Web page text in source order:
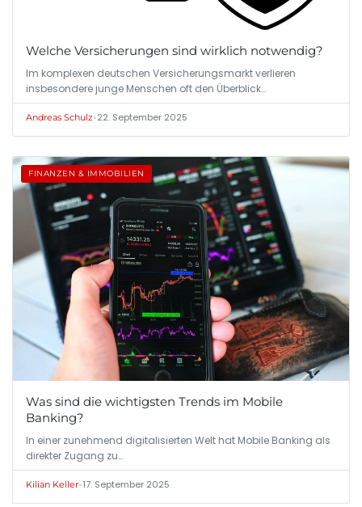
Welche Versicherungen sind wirklich notwendig?
Im komplexen deutschen Versicherungsmarkt verlieren
insbesondere junge Menschen oft den Überblick…
Andreas Schulz•22. September 2025
FINANZEN & IMMOBILIEN
Was sind die wichtigsten Trends im Mobile
Banking?
In einer zunehmend digitalisierten Welt hat Mobile Banking als
direkter Zugang zu…
Kilian Keller•17. September 2025